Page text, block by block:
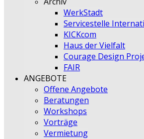
WerkStadt
Servicestelle
KICKcom
Haus der Vielfalt
Courage Design
FAIR
ANGEBOTE
Offene Angebote
Beratungen
Workshops
Vorträge
Vermietung